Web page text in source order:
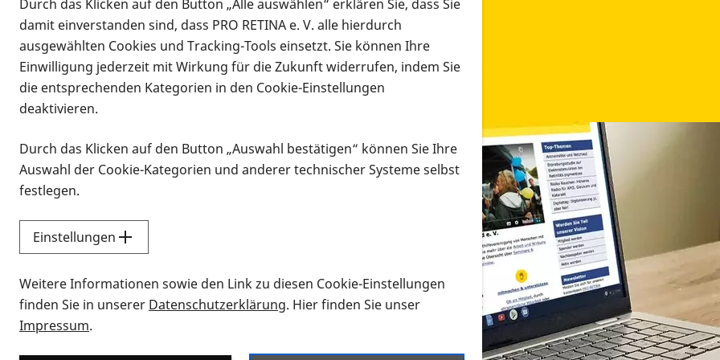
Infomaterial
Infomaterial
Vorlesen
Alle Infomaterialien in verschiedenen Formaten an
Sie möchten wissen, wie Sie nach Infonmaterial suchen und dieses bestellen bzw. herunterladen
Durch das Klicken auf den Button „Alle auswählen“ erklären Sie, dass Sie
damit einverstanden sind, dass PRO RETINA e. V. alle hierdurch
ausgewählten Cookies und Tracking-Tools einsetzt. Sie können Ihre
Einwilligung jederzeit mit Wirkung für die Zukunft widerrufen, indem Sie
die entsprechenden Kategorien in den Cookie-Einstellungen
deaktivieren.
Durch das Klicken auf den Button „Auswahl bestätigen“ können Sie Ihre
Auswahl der Cookie-Kategorien und anderer technischer Systeme selbst
festlegen.
Einstellungen
Weitere Informationen sowie den Link zu diesen Cookie-Einstellungen
finden Sie in unserer Datenschutzerklärung. Hier finden Sie unser
Impressum.